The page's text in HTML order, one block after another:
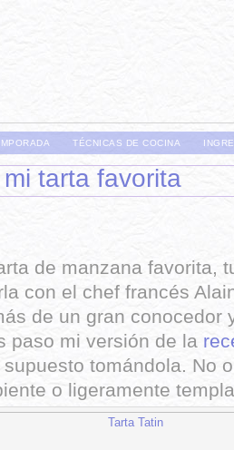
TÉCNICAS DE COCINA
tarta favorita
de manzana favorita,
con el chef francés
de un gran conocedor
paso mi versión de la
tomándola. No
o ligeramente